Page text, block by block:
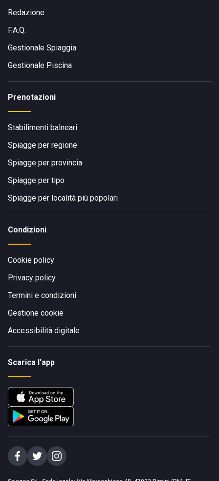
Redazione
F.A.Q.
Gestionale Spiaggia
Gestionale Piscina
Prenotazioni
Stabilimenti balneari
Spiagge per regione
Spiagge per provincia
Spiagge per tipo
Spiagge per località più popolari
Condizioni
Cookie policy
Privacy policy
Termini e condizioni
Gestione cookie
Accessibilità digitale
Scarica l'app